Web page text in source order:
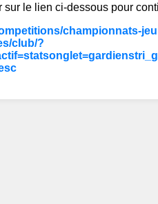
le lien ci-dessous pour
championnats-
club/?